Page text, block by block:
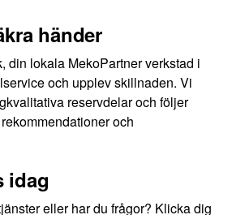
händer
din lokala MekoPartner verkstad i
och upplev skillnaden. Vi
reservdelar och följer
och
idag
eller har du frågor? Klicka dig